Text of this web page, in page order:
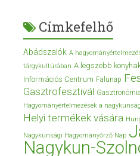
Címkefelhő
Abádszalók A
tárgykultúrában A legszebb
Információs Centrum Falunap
Gasztrofesztivál Gasztronómia
Hagyományértelmezések a
Helyi termékek vására
Nagykunsági Hagyományőrző Nap
Nagykun-